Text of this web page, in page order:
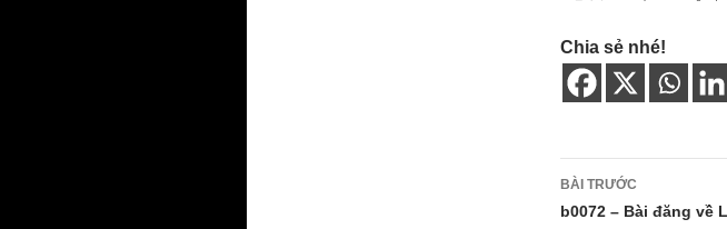
Chia sẻ nhé!
Điều
hướng
BÀI TRƯỚC
b0072 – Bài đăng về